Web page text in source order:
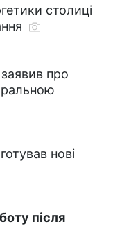
столиці
про
нові
після